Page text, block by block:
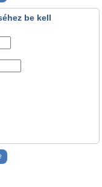
be kell